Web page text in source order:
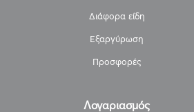
Διάφορα είδη
Εξαργύρωση
Προσφορές
Λογαριασμός